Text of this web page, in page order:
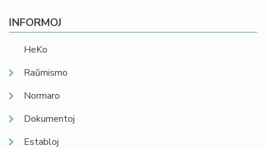
INFORMOJ
HeKo
Raŭmismo
Normaro
Dokumentoj
Establoj